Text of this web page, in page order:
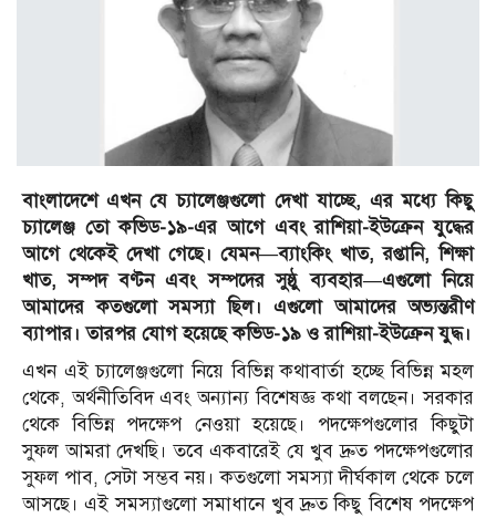
বাংলাদেশে এখন যে চ্যালেঞ্জগুলো দেখা যাচ্ছে, এর মধ্যে কিছু
চ্যালেঞ্জ তো কভিড-১৯-এর আগে এবং রাশিয়া-ইউক্রেন যুদ্ধের
আগে থেকেই দেখা গেছে। যেমন—ব্যাংকিং খাত, রপ্তানি, শিক্ষা
খাত, সম্পদ বণ্টন এবং সম্পদের সুষ্ঠু ব্যবহার—এগুলো নিয়ে
আমাদের কতগুলো সমস্যা ছিল। এগুলো আমাদের অভ্যন্তরীণ
ব্যাপার। তারপর যোগ হয়েছে কভিড-১৯ ও রাশিয়া-ইউক্রেন যুদ্ধ।
এখন এই চ্যালেঞ্জগুলো নিয়ে বিভিন্ন কথাবার্তা হচ্ছে বিভিন্ন মহল
থেকে, অর্থনীতিবিদ এবং অন্যান্য বিশেষজ্ঞ কথা বলছেন। সরকার
থেকে বিভিন্ন পদক্ষেপ নেওয়া হয়েছে। পদক্ষেপগুলোর কিছুটা
সুফল আমরা দেখছি। তবে একবারেই যে খুব দ্রুত পদক্ষেপগুলোর
সুফল পাব, সেটা সম্ভব নয়। কতগুলো সমস্যা দীর্ঘকাল থেকে চলে
আসছে। এই সমস্যাগুলো সমাধানে খুব দ্রুত কিছু বিশেষ পদক্ষেপ